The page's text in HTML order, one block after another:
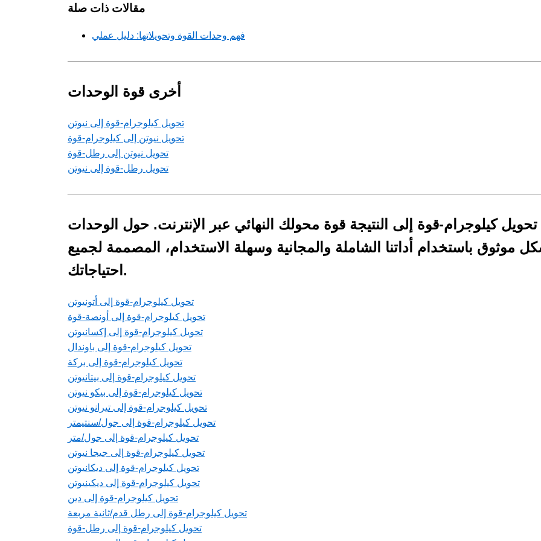
مقالات ذات صلة
فهم وحدات القوة وتحويلاتها: دليل عملي
أخرى قوة الوحدات
تحويل كيلوجرام-قوة إلى نيوتن
تحويل نيوتن إلى كيلوجرام-قوة
تحويل نيوتن إلى رطل-قوة
تحويل رطل-قوة إلى نيوتن
تحويل كيلوجرام-قوة إلى النتيجة قوة محولك النهائي عبر الإنترنت. حول الوحدات
موثوق باستخدام أداتنا الشاملة والمجانية وسهلة الاستخدام، المصممة لجميع
احتياجاتك.
تحويل كيلوجرام-قوة إلى أتونيوتن
تحويل كيلوجرام-قوة إلى أونصة-قوة
تحويل كيلوجرام-قوة إلى إكسانيوتن
تحويل كيلوجرام-قوة إلى باوندال
تحويل كيلوجرام-قوة إلى بركة
تحويل كيلوجرام-قوة إلى بيتانيوتن
تحويل كيلوجرام-قوة إلى بيكو نيوتن
تحويل كيلوجرام-قوة إلى تيرانو نيوتن
تحويل كيلوجرام-قوة إلى جول/سنتيمتر
تحويل كيلوجرام-قوة إلى جول/متر
تحويل كيلوجرام-قوة إلى جيجا نيوتن
تحويل كيلوجرام-قوة إلى ديكانيوتن
تحويل كيلوجرام-قوة إلى ديكينيوتن
تحويل كيلوجرام-قوة إلى دين
تحويل كيلوجرام-قوة إلى رطل قدم/ثانية مربعة
تحويل كيلوجرام-قوة إلى رطل-قوة